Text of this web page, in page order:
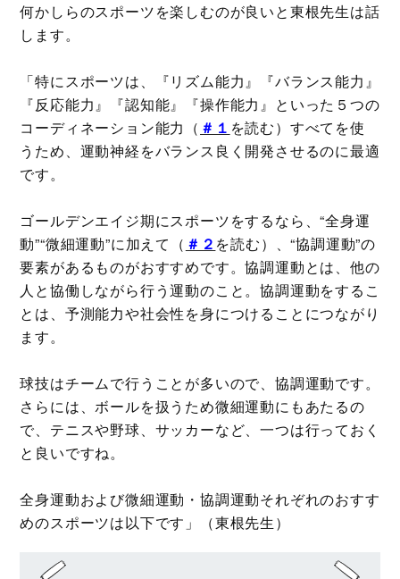
何かしらのスポーツを楽しむのが良いと東根先生は話
します。
「特にスポーツは、『リズム能力』『バランス能力』
『反応能力』『認知能』『操作能力』といった５つの
コーディネーション能力（ ＃１ を読む）すべてを使
うため、運動神経をバランス良く開発させるのに最適
です。
ゴールデンエイジ期にスポーツをするなら、“全身運
動”“微細運動”に加えて（ ＃２ を読む）、“協調運動”の
要素があるものがおすすめです。協調運動とは、他の
人と協働しながら行う運動のこと。協調運動をするこ
とは、予測能力や社会性を身につけることにつながり
ます。
球技はチームで行うことが多いので、協調運動です。
さらには、ボールを扱うため微細運動にもあたるの
で、テニスや野球、サッカーなど、一つは行っておく
と良いですね。
全身運動および微細運動・協調運動それぞれのおすす
めのスポーツは以下です」（東根先生）